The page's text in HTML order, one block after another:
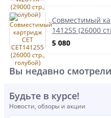
Совместимый
141255 (26000
5 080
Вы недавно смотрели
Будьте в курсе!
Новости, обзоры и акции